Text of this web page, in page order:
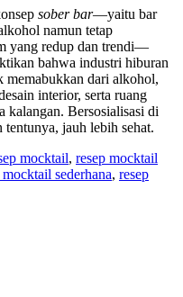
sober bar—yaitu bar
namun tetap
yang redup dan trendi—
bahwa industri hiburan
memabukkan dari alkohol,
interior, serta ruang
kalangan. Bersosialisasi di
jauh lebih sehat.
mocktail, resep mocktail
mocktail sederhana, resep